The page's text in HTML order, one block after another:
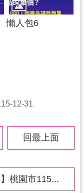
懶人包6
12-31
回最上面
】桃園市115...